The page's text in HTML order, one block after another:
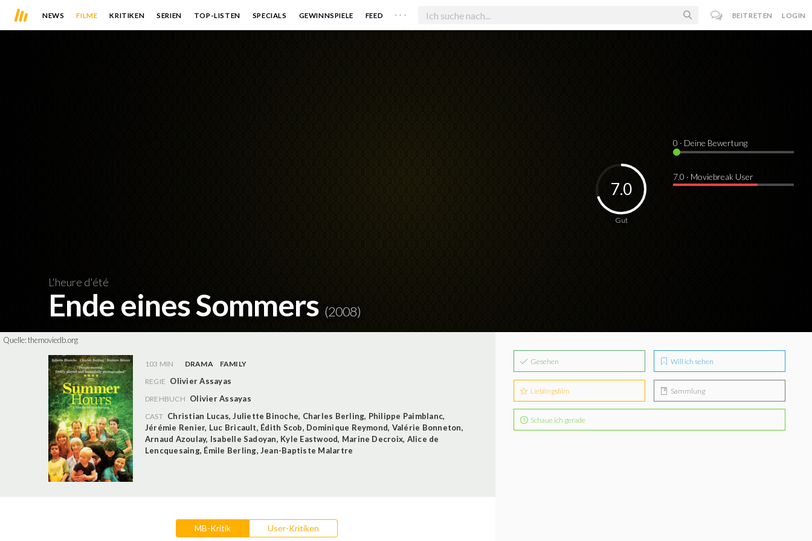
NEWS FILME KRITIKEN SERIEN TOP-LISTEN SPECIALS GEWINNSPIELE FEED . . . BEITRETEN LOGIN
L'heure d'été
Ende eines Sommers (2008)
Gut
7.0
0 · Deine Bewertung
7.0 · Moviebreak User
Quelle:themoviedb.org
103 MIN DRAMA
FAMILY
REGIE Olivier Assayas
DREHBUCH Olivier Assayas
CAST Christian Lucas,Juliette Binoche, Charles Berling, Philippe Paimblanc,
Jérémie Renier, Luc Bricault, Édith Scob, Dominique Reymond, Valérie Bonneton,
Arnaud Azoulay, Isabelle Sadoyan, Kyle Eastwood, Marine Decroix, Alice de
Lencquesaing, Émile Berling, Jean-Baptiste Malartre
MB-Kritik User-Kritiken
Gesehen Will ich sehen
Lieblingsfilm Sammlung
Schaue ich gerade